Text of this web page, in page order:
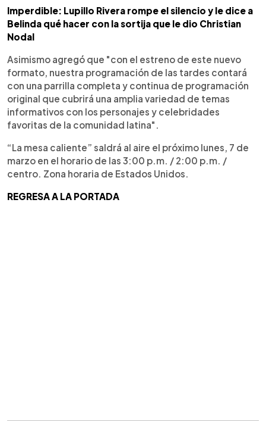
Imperdible: Lupillo Rivera rompe el silencio y le dice a
Belinda qué hacer con la sortija que le dio Christian
Nodal
Asimismo agregó que "con el estreno de este nuevo
formato, nuestra programación de las tardes contará
con una parrilla completa y continua de programación
original que cubrirá una amplia variedad de temas
informativos con los personajes y celebridades
favoritas de la comunidad latina".
“La mesa caliente” saldrá al aire el próximo lunes, 7 de
marzo en el horario de las 3:00 p.m. / 2:00 p.m. /
centro. Zona horaria de Estados Unidos.
REGRESA A LA PORTADA